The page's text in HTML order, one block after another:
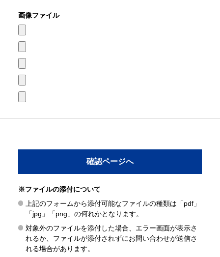
画像ファイル
※ファイルの添付について
上記のフォームから添付可能なファイルの種類は「pdf」
「jpg」「png」の何れかとなります。
対象外のファイルを添付した場合、エラー画面が表示さ
れるか、ファイルが添付されずにお問い合わせが送信さ
れる場合があります。